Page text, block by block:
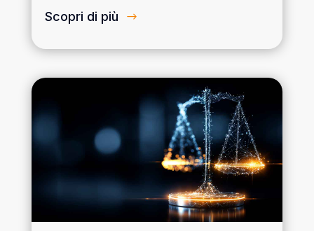
Scopri di più